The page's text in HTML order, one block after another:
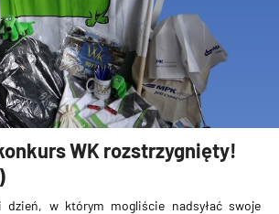
WK rozstrzygnięty!
dzień, w którym mogliście nadsyłać swoje